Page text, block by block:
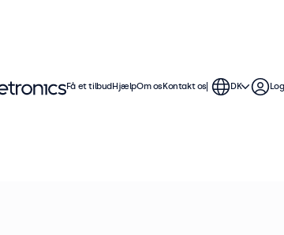
Disse skærme er kompatible med
loftholdere, vægbeslag og
Få et tilbudHjælpOm osKontakt os DK